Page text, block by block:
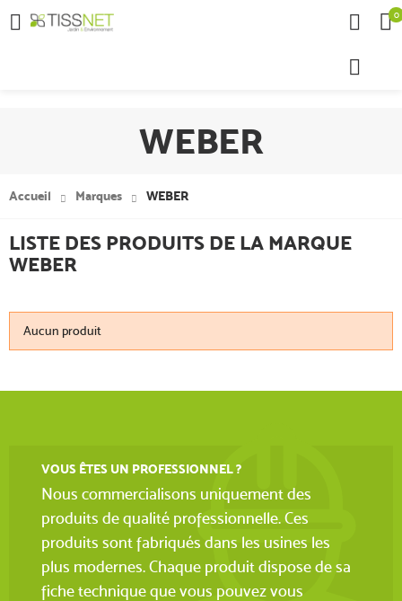
 0
WEBER
Accueil Marques WEBER
LISTE DES PRODUITS DE LA MARQUE
WEBER
Aucun produit
VOUS ÊTES UN PROFESSIONNEL ?
Nous commercialisons uniquement des
produits de qualité professionnelle. Ces
produits sont fabriqués dans les usines les
plus modernes. Chaque produit dispose de sa
fiche technique que vous pouvez vous